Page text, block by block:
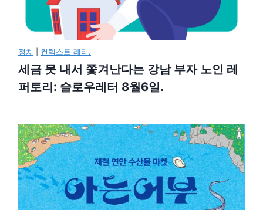
정치 컨텍스트 레터.
세금 못 내서 쫓겨난다는 강남 부자 노인 레
퍼토리: 슬로우레터 8월6일.